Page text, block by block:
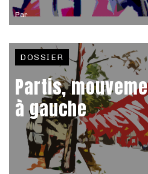
Par
DOSSIER
Partis,
à gauche